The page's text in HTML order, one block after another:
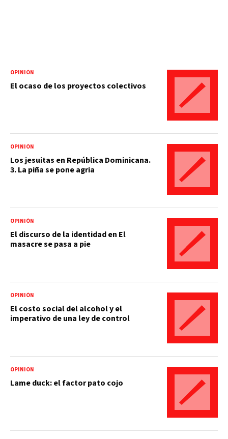
OPINIÓN
El ocaso de los proyectos colectivos
OPINIÓN
Los jesuitas en República Dominicana.
3. La piña se pone agria
OPINIÓN
El discurso de la identidad en El
masacre se pasa a pie
OPINIÓN
El costo social del alcohol y el
imperativo de una ley de control
OPINIÓN
Lame duck: el factor pato cojo